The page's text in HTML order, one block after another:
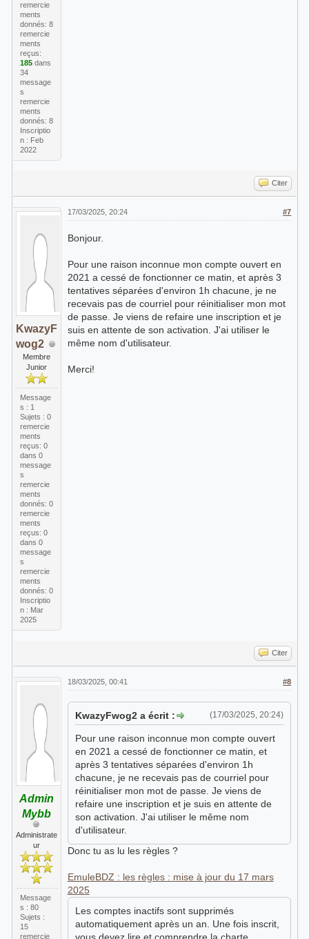
remercie
ments
donnés: 8
remercie
ments
reçus:
185dans
34
message
s
remercie
ments
donnés: 8
Inscriptio
n : Feb
2022
Citer
KwazyF
wog2
Membre
Junior
Message
s : 1
Sujets : 0
remercie
ments
reçus: 0
dans 0
message
s
remercie
ments
donnés: 0
remercie
ments
reçus: 0
dans 0
message
s
remercie
ments
donnés: 0
Inscriptio
n : Mar
2025
#7
17/03/2025, 20:24
Bonjour.
Pour une raison inconnue mon compte ouvert en
2021 a cessé de fonctionner ce matin, et après 3
tentatives séparées d'environ 1h chacune, je ne
recevais pas de courriel pour réinitialiser mon mot
de passe. Je viens de refaire une inscription et je
suis en attente de son activation. J'ai utiliser le
même nom d'utilisateur.
Merci!
Citer
Admin
Mybb
Administrate
ur
Message
s : 80
Sujets :
15
remercie
#8
18/03/2025, 00:41
(17/03/2025, 20:24)
KwazyFwog2 a écrit :
Pour une raison inconnue mon compte ouvert
en 2021 a cessé de fonctionner ce matin, et
après 3 tentatives séparées d'environ 1h
chacune, je ne recevais pas de courriel pour
réinitialiser mon mot de passe. Je viens de
refaire une inscription et je suis en attente de
son activation. J'ai utiliser le même nom
d'utilisateur.
Donc tu as lu les règles ?
EmuleBDZ : les règles : mise à jour du 17 mars
2025
Les comptes inactifs sont supprimés
automatiquement après un an. Une fois inscrit,